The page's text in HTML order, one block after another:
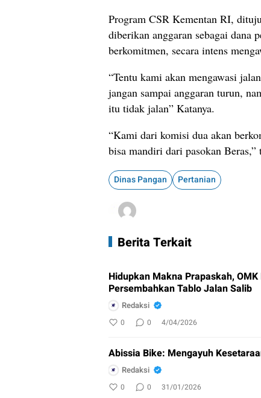
Program CSR Kementan RI,
diberikan anggaran sebagai dana
berkomitmen, secara intens
“Tentu kami akan mengawasi
jangan sampai anggaran turun,
itu tidak jalan” Katanya.
“Kami dari komisi dua akan
bisa mandiri dari pasokan
Dinas Pangan Pertanian
Berita Terkait
Hidupkan Makna Prapaskah,
Persembahkan Tablo Jalan Salib
Redaksi
0 0 4/04/2026
Abissia Bike: Mengayuh
Redaksi
0 0 31/01/2026